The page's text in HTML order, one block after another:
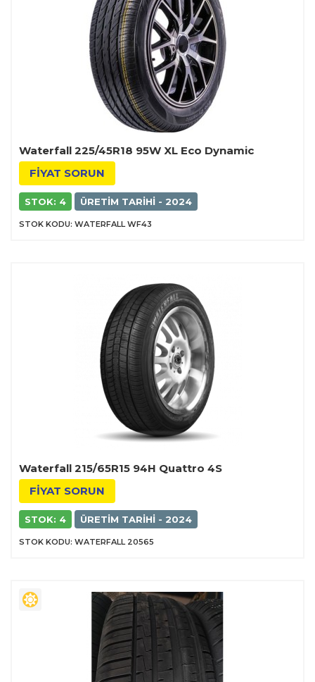
Waterfall 225/45R18 95W XL Eco Dynamic
FİYAT SORUN
STOK: 4 ÜRETIM TARIHI - 2024
STOK KODU: WATERFALL WF43
Waterfall 215/65R15 94H Quattro 4S
FİYAT SORUN
STOK: 4 ÜRETIM TARIHI - 2024
STOK KODU: WATERFALL 20565